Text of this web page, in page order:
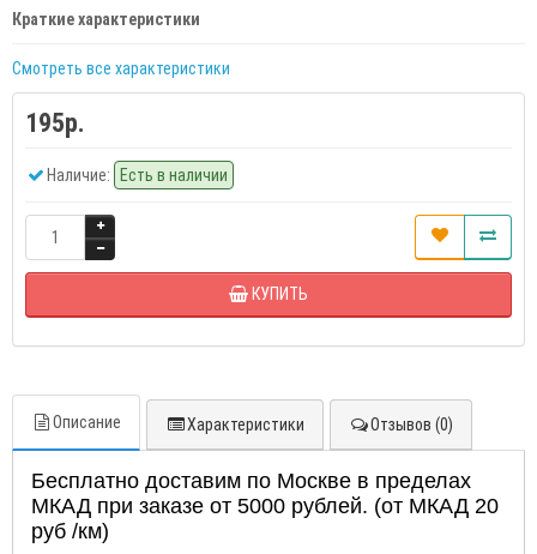
Краткие характеристики
Смотреть все характеристики
195р.
Наличие: Есть в наличии
КУПИТЬ
Описание Характеристики Отзывов (0)
Бесплатно доставим по Москве в пределах
МКАД при заказе от 5000 рублей. (от МКАД 20
руб /км)